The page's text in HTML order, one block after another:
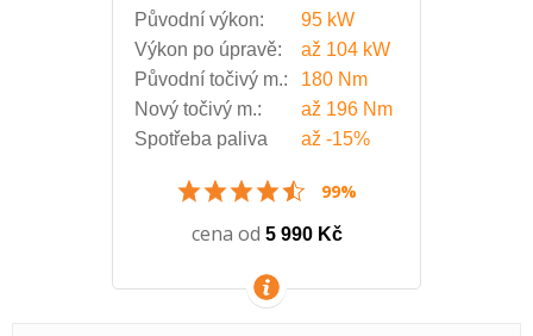
Původní výkon:
95 kW
Výkon po úpravě:
až 104 kW
Původní točivý m.:
180 Nm
Nový točivý m.:
až 196 Nm
Spotřeba paliva
až -15%
99%
cena od 5 990 Kč